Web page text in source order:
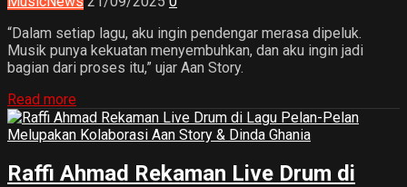
“Dalam setiap lagu, aku ingin pendengar merasa dipeluk.
Musik punya kekuatan menyembuhkan, dan aku ingin jadi
bagian dari proses itu,” ujar Aan Story.
Read more
Raffi Ahmad Rekaman Live Drum di